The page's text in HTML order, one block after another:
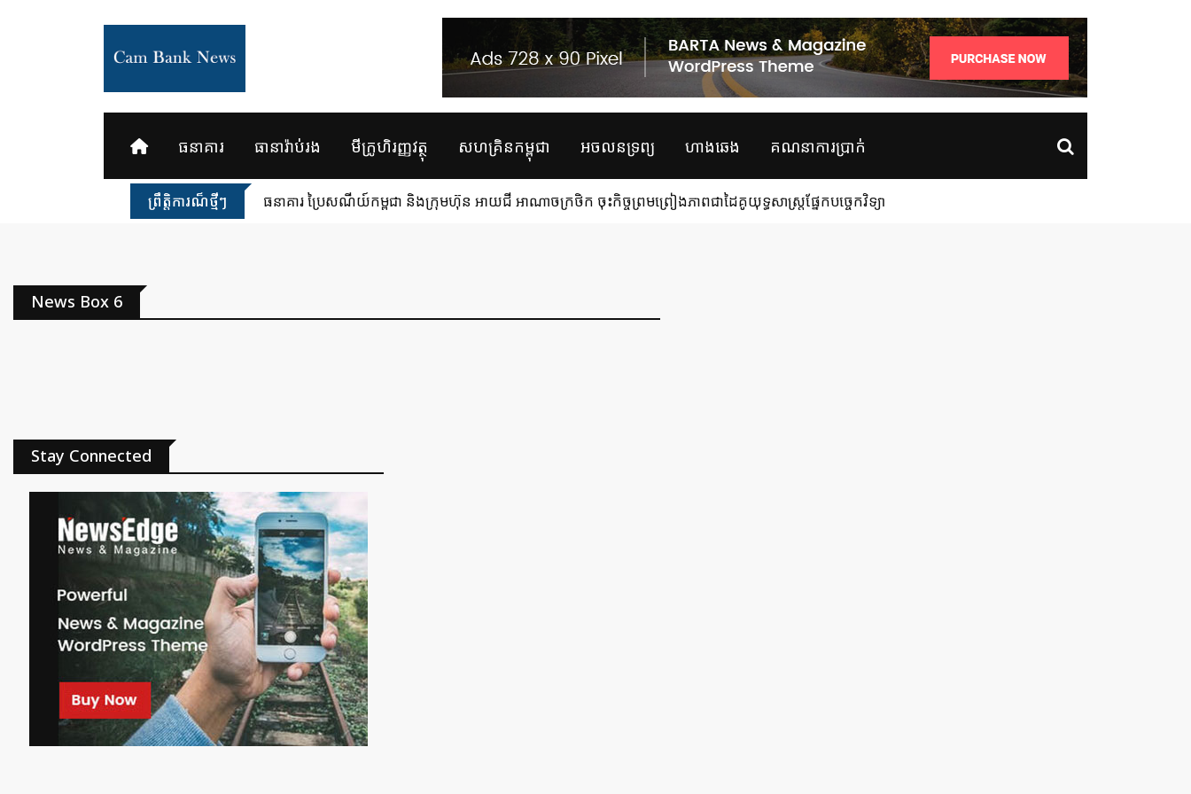
ធនាគារ ធានារ៉ាប់រង មីក្រូហិរញ្ញវត្ថុ សហគ្រិនកម្ពុជា អចលនទ្រព្យ ហាងឆេង គណនាការប្រាក់
ព្រឹត្តិការណ៏ថ្មីៗ ធនាគារ ប្រៃសណីយ៍កម្ពុជា និងក្រុមហ៊ុន អាយជី អាណាចក្រថិក ចុះកិច្ចព្រមព្រៀងភាពជាដៃគូយុទ្ធសាស្ត្រផ្នែកបច្ចេកវិទ្យា
News Box 6
Stay Connected